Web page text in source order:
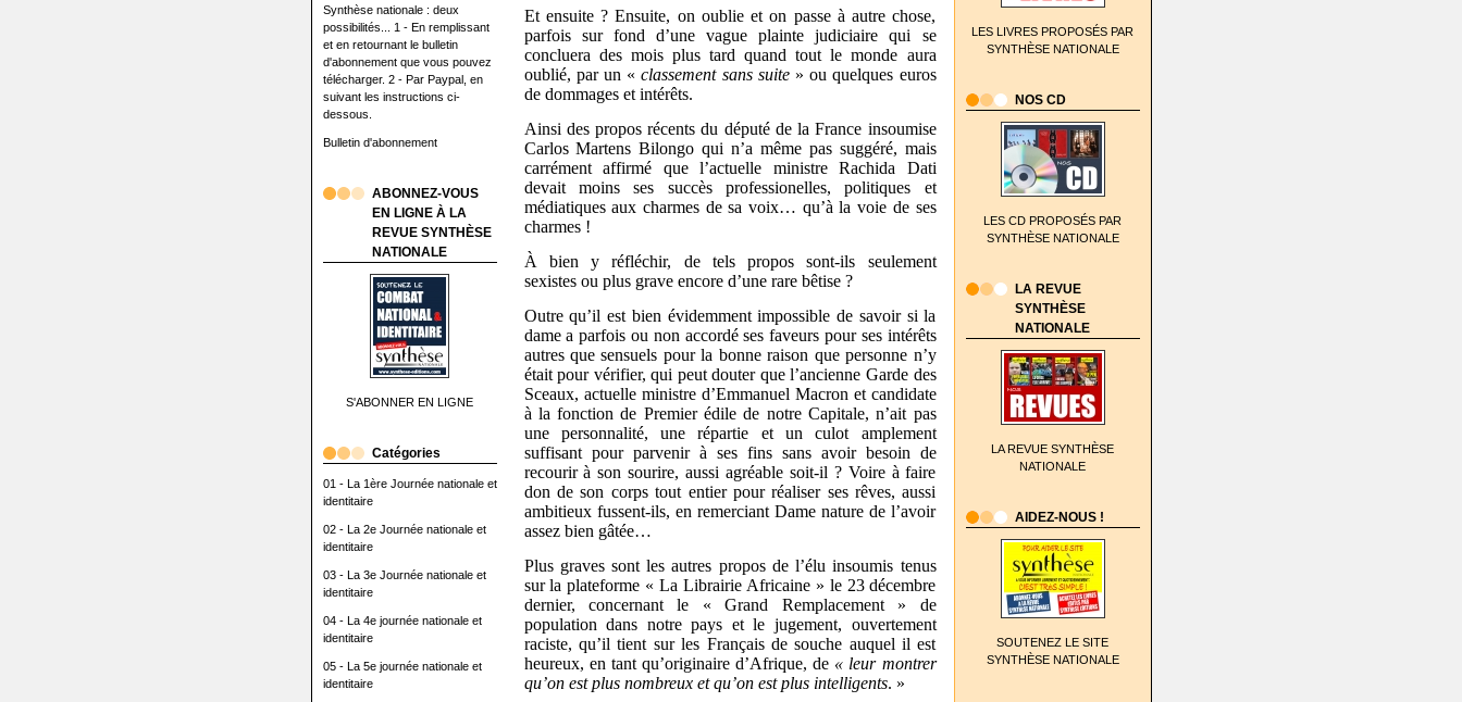
Synthèse nationale : deux
possibilités... 1 - En remplissant
et en retournant le bulletin
d'abonnement que vous pouvez
télécharger. 2 - Par Paypal, en
suivant les instructions ci-
dessous.
Bulletin d'abonnement
ABONNEZ-VOUS
EN LIGNE À LA
REVUE SYNTHÈSE
NATIONALE
S'ABONNER EN LIGNE
Catégories
01 - La 1ère Journée nationale et
identitaire
02 - La 2e Journée nationale et
identitaire
03 - La 3e Journée nationale et
identitaire
04 - La 4e journée nationale et
identitaire
05 - La 5e journée nationale et
identitaire
LES LIVRES PROPOSÉS PAR
SYNTHÈSE NATIONALE
NOS CD
LES CD PROPOSÉS PAR
SYNTHÈSE NATIONALE
LA REVUE
SYNTHÈSE
NATIONALE
LA REVUE SYNTHÈSE
NATIONALE
AIDEZ-NOUS !
SOUTENEZ LE SITE
SYNTHÈSE NATIONALE
Et ensuite ? Ensuite, on oublie et on passe à autre chose,
parfois sur fond d’une vague plainte judiciaire qui se
concluera des mois plus tard quand tout le monde aura
oublié, par un «classement sans suite» ou quelques euros
de dommages et intérêts.
Ainsi des propos récents du député de la France insoumise
Carlos Martens Bilongo qui n’a même pas suggéré, mais
carrément affirmé que l’actuelle ministre Rachida Dati
devait moins ses succès professionelles, politiques et
médiatiques aux charmes de sa voix… qu’à la voie de ses
charmes !
À bien y réfléchir, de tels propos sont-ils seulement
sexistes ou plus grave encore d’une rare bêtise ?
Outre qu’il est bien évidemment impossible de savoir si la
dame a parfois ou non accordé ses faveurs pour ses intérêts
autres que sensuels pour la bonne raison que personne n’y
était pour vérifier, qui peut douter que l’ancienne Garde des
Sceaux, actuelle ministre d’Emmanuel Macron et candidate
à la fonction de Premier édile de notre Capitale, n’ait pas
une personnalité, une répartie et un culot amplement
suffisant pour parvenir à ses fins sans avoir besoin de
recourir à son sourire, aussi agréable soit-il ? Voire à faire
don de son corps tout entier pour réaliser ses rêves, aussi
ambitieux fussent-ils, en remerciant Dame nature de l’avoir
assez bien gâtée…
Plus graves sont les autres propos de l’élu insoumis tenus
sur la plateforme « La Librairie Africaine » le 23 décembre
dernier, concernant le « Grand Remplacement » de
population dans notre pays et le jugement, ouvertement
raciste, qu’il tient sur les Français de souche auquel il est
heureux, en tant qu’originaire d’Afrique, de « leur montrer
qu’on est plus nombreux et qu’on est plus intelligents. »